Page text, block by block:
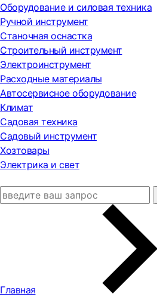
Оборудование и силовая техника
Ручной инструмент
Станочная оснастка
Строительный инструмент
Электроинструмент
Расходные материалы
Автосервисное оборудование
Климат
Садовая техника
Садовый инструмент
Хозтовары
Электрика и свет
Главная